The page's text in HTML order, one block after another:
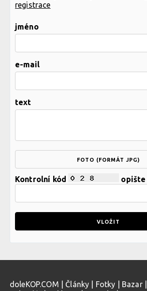
registrace
jméno
e-mail
text
FOTO (FORMÁT JPG)
Kontrolní kód opište
doleKOP.COM Články Fotky Bazar|